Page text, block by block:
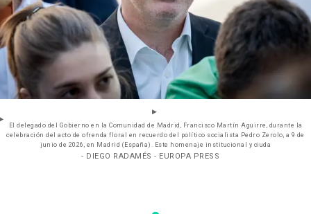
El delegado del Gobierno en la Comunidad de Madrid, Francisco Martín Aguirre, durante la
celebración del acto de ofrenda floral en recuerdo del político socialista Pedro Zerolo, a 9 de
junio de 2026, en Madrid (España). Este homenaje institucional y ciuda
- DIEGO RADAMÉS - EUROPA PRESS